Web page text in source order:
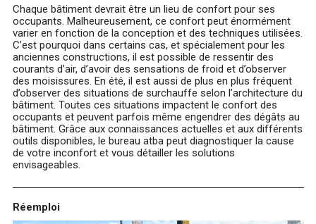
Chaque bâtiment devrait être un lieu de confort pour ses
occupants. Malheureusement, ce confort peut énormément
varier en fonction de la conception et des techniques utilisées.
C’est pourquoi dans certains cas, et spécialement pour les
anciennes constructions, il est possible de ressentir des
courants d’air, d’avoir des sensations de froid et d’observer
des moisissures. En été, il est aussi de plus en plus fréquent
d’observer des situations de surchauffe selon l’architecture du
bâtiment. Toutes ces situations impactent le confort des
occupants et peuvent parfois même engendrer des dégâts au
bâtiment. Grâce aux connaissances actuelles et aux différents
outils disponibles, le bureau atba peut diagnostiquer la cause
de votre inconfort et vous détailler les solutions
envisageables.
Réemploi